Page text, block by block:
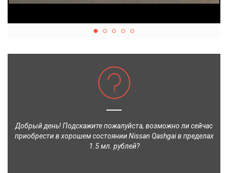
Добрый день! Подскажите пожалуйста, возможно ли сейчас
приобрести в хорошем состоянии Nissan Qashgai в пределах
1.5 мл. рублей?